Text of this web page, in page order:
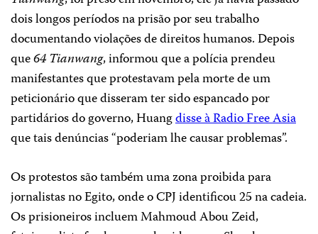
dois longos períodos na prisão por seu trabalho
documentando violações de direitos humanos. Depois
que64 Tianwang, informou que a polícia prendeu
manifestantes que protestavam pela morte de um
peticionário que disseram ter sido espancado por
partidários do governo, Huangdisse à Radio Free Asia
que tais denúncias “poderiam lhe causar problemas”.
Os protestos são também uma zona proibida para
jornalistas no Egito, onde o CPJ identificou 25 na cadeia.
Os prisioneiros incluem Mahmoud Abou Zeid,